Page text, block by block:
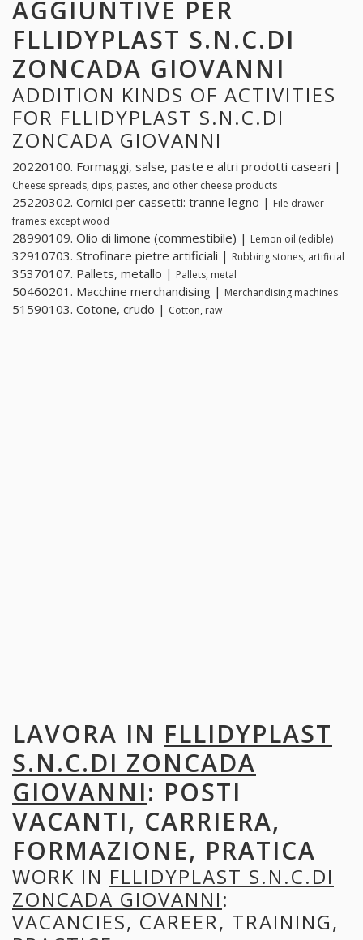
AGGIUNTIVE PER
FLLIDYPLAST S.N.C.DI
ZONCADA GIOVANNI
ADDITION KINDS OF ACTIVITIES
FOR FLLIDYPLAST S.N.C.DI
ZONCADA GIOVANNI
20220100. Formaggi, salse, paste e altri prodotti caseari |
Cheese spreads, dips, pastes, and other cheese products
25220302. Cornici per cassetti: tranne legno | File drawer
frames: except wood
28990109. Olio di limone (commestibile) | Lemon oil (edible)
32910703. Strofinare pietre artificiali | Rubbing stones, artificial
35370107. Pallets, metallo | Pallets, metal
50460201. Macchine merchandising | Merchandising machines
51590103. Cotone, crudo | Cotton, raw
LAVORA IN FLLIDYPLAST
S.N.C.DI ZONCADA
GIOVANNI: POSTI
VACANTI, CARRIERA,
FORMAZIONE, PRATICA
WORK IN FLLIDYPLAST S.N.C.DI
ZONCADA GIOVANNI:
VACANCIES, CAREER, TRAINING,